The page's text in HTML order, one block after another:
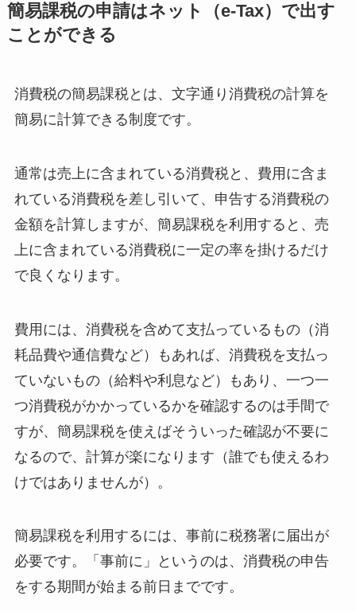
簡易課税の申請はネット（e-Tax）で出す
ことができる
消費税の簡易課税とは、文字通り消費税の計算を
簡易に計算できる制度です。
通常は売上に含まれている消費税と、費用に含ま
れている消費税を差し引いて、申告する消費税の
金額を計算しますが、簡易課税を利用すると、売
上に含まれている消費税に一定の率を掛けるだけ
で良くなります。
費用には、消費税を含めて支払っているもの（消
耗品費や通信費など）もあれば、消費税を支払っ
ていないもの（給料や利息など）もあり、一つ一
つ消費税がかかっているかを確認するのは手間で
すが、簡易課税を使えばそういった確認が不要に
なるので、計算が楽になります（誰でも使えるわ
けではありませんが）。
簡易課税を利用するには、事前に税務署に届出が
必要です。「事前に」というのは、消費税の申告
をする期間が始まる前日までです。